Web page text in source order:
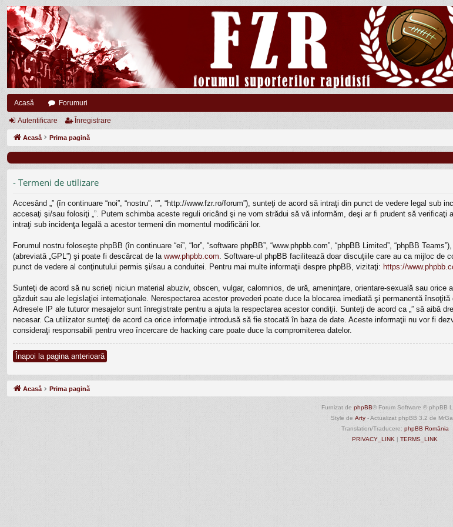
Acasă Forumuri
Autentificare Înregistrare
Acasă Prima pagină
- Termeni de utilizare
Accesând „” (în continuare “noi”, “nostru”, “”, “http://www.fzr.ro/forum”), sunteţi de acord să intraţi din punct de vedere legal
accesaţi şi/sau folosiţi „”. Putem schimba aceste reguli oricând şi ne vom strădui să vă informăm, deşi ar fi prudent să
intraţi sub incidenţa legală a acestor termeni din momentul modificării lor.
Forumul nostru foloseşte phpBB (în continuare “ei”, “lor”, “software phpBB”, “www.phpbb.com”, “phpBB Limited”, “phpBB
(abreviată „GPL”) şi poate fi descărcat de la www.phpbb.com. Software-ul phpBB facilitează doar discuţiile care au ca mijloc de
punct de vedere al conţinutului permis şi/sau a conduitei. Pentru mai multe informaţii despre phpBB, vizitaţi: https://
Sunteţi de acord să nu scrieţi niciun material abuziv, obscen, vulgar, calomnios, de ură, ameninţare, orientare-sexuală sau
găzduit sau ale legislaţiei internaţionale. Nerespectarea acestor prevederi poate duce la blocarea imediată şi permanentă
Adresele IP ale tuturor mesajelor sunt înregistrate pentru a ajuta la respectarea acestor condiţii. Sunteţi de acord ca „” să aibă
necesar. Ca utilizator sunteţi de acord ca orice informaţie introdusă să fie stocată în baza de date. Aceste informaţii nu vor fi
consideraţi responsabili pentru vreo încercare de hacking care poate duce la compromiterea datelor.
Înapoi la pagina anterioară
Acasă Prima pagină
Furnizat de phpBB® Forum Software © phpBB
Style de Arty- Actualizat phpBB 3.2 de
Translation/Traducere: phpBB România
PRIVACY_LINK | TERMS_LINK